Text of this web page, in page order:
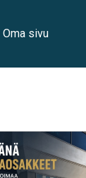
Oma sivu